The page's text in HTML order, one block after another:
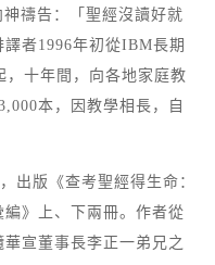
禱告：「聖經沒讀好就
者1996年初從IBM長期
，十年間，向各地家庭教
本，因教學相長，自
出版《查考聖經得生命：
》上、下兩冊。作者從
宣董事長李正一弟兄之